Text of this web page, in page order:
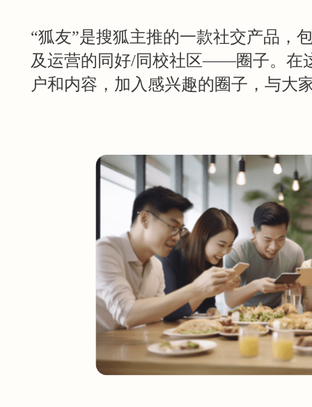
“狐友”是搜狐主推的一款社交产品，
及运营的同好/同校社区——圈子。在
户和内容，加入感兴趣的圈子，与大